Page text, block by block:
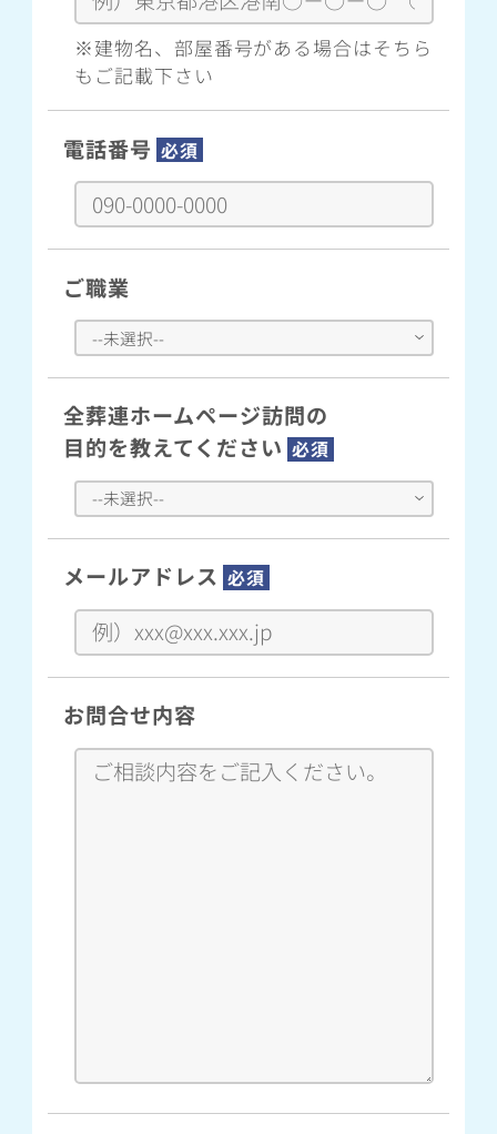
※建物名、部屋番号がある場合はそちら
もご記載下さい
電話番号 必須
ご職業
全葬連ホームページ訪問の
目的を教えてください 必須
メールアドレス 必須
お問合せ内容